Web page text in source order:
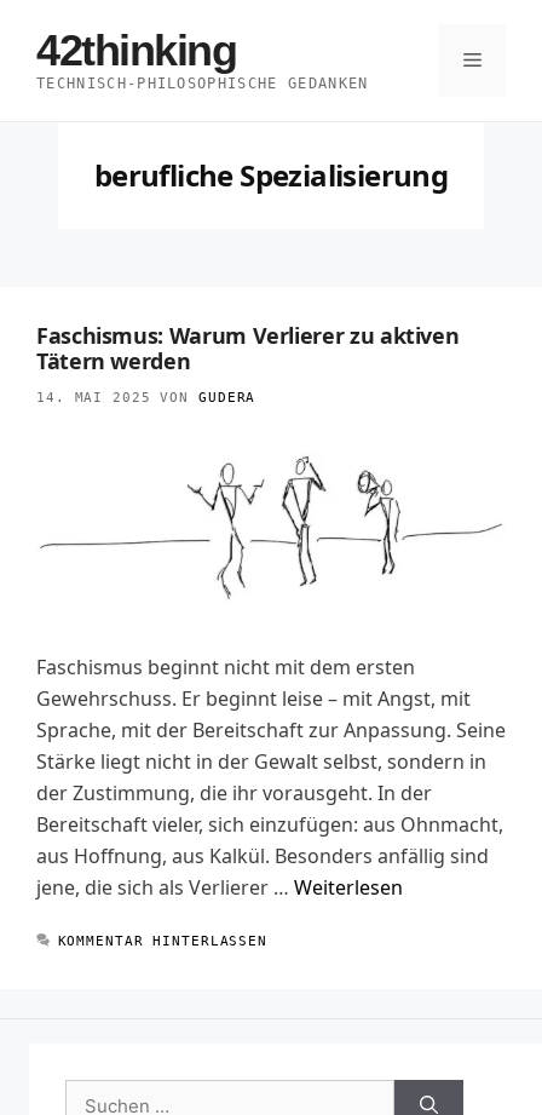
Inhalt
springen
42thinking
TECHNISCH-PHILOSOPHISCHE GEDANKEN
Menü
berufliche Spezialisierung
Faschismus: Warum Verlierer zu aktiven
Tätern werden
14. MAI 2025 VON GUDERA
Faschismus beginnt nicht mit dem ersten
Gewehrschuss. Er beginnt leise – mit Angst, mit
Sprache, mit der Bereitschaft zur Anpassung. Seine
Stärke liegt nicht in der Gewalt selbst, sondern in
der Zustimmung, die ihr vorausgeht. In der
Bereitschaft vieler, sich einzufügen: aus Ohnmacht,
aus Hoffnung, aus Kalkül. Besonders anfällig sind
jene, die sich als Verlierer … Weiterlesen
KOMMENTAR HINTERLASSEN
Suchen